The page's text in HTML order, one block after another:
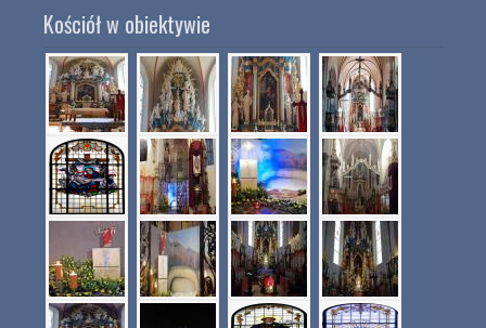
Kościół w obiektywie